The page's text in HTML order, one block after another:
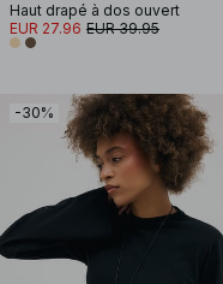
Haut drapé à dos ouvert
EUR 27.96 EUR 39.95
-30%